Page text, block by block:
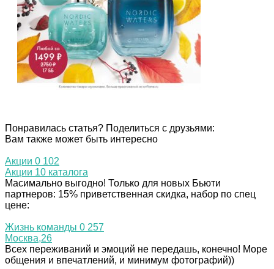
Понравилась статья? Поделиться с друзьями:
Вам также может быть интересно
Акции 0 102
Акции 10 каталога
Масимально выгодно! Только для новых Бьюти
партнеров: 15% приветственная скидка, набор по спец
цене:
Жизнь команды 0 257
Москва,26
Всех переживаний и эмоций не передашь, конечно! Море
общения и впечатлений, и минимум фотографий))